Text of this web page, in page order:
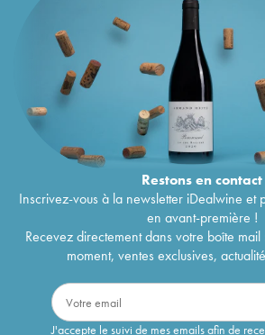
Restons encontact
Inscrivez-vous à la newsletter iDealwine et
en avant-première !
Recevez directement dans votre boîte
moment, ventes exclusives,
J'accepte le suivi de mes emails afin de